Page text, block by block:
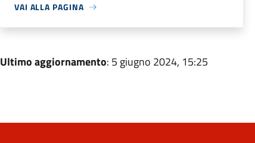
VAI ALLA PAGINA
Ultimo aggiornamento: 5 giugno 2024, 15:25